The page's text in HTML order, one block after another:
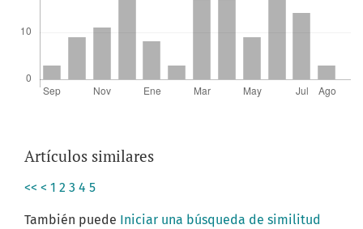
Artículos similares
<< < 1 2 3 4 5
También puede Iniciar una búsqueda de similitud